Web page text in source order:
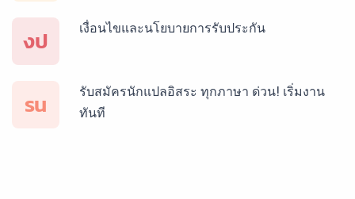
บริการรับแปลภาษาสเปน ราคาเริ่มต้น 150฿
บริการรับแปลภาษาเยอรมัน ราคาเริ่มต้น 150฿
งป เงื่อนไขและนโยบายการรับประกัน
รน
รับสมัครนักแปลอิสระ ทุกภาษา ด่วน! เริ่มงาน
ทันที